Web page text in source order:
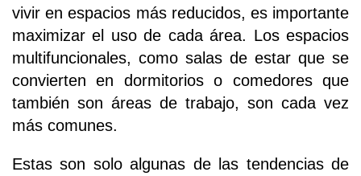
vivir en espacios más reducidos, es importante
maximizar el uso de cada área. Los espacios
multifuncionales, como salas de estar que se
convierten en dormitorios o comedores que
también son áreas de trabajo, son cada vez
más comunes.
Estas son solo algunas de las tendencias de